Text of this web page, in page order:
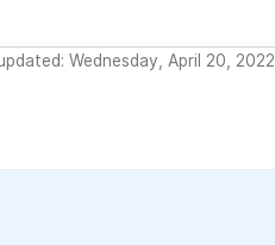
updated: Wednesday, April 20, 2022